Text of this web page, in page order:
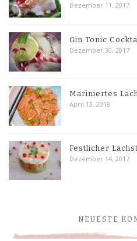
Dezember 11, 2017
Gin Tonic
Dezember 30, 2017
Mariniertes
April 13, 2018
Festlicher
Dezember 14, 2017
NEUESTE